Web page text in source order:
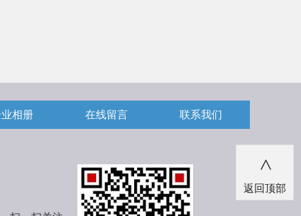
相册 在线留言 联系我们
>
返回顶部